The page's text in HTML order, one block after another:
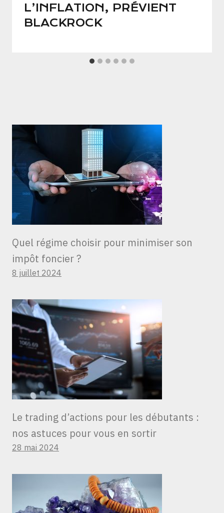
L’INFLATION, PRÉVIENT
BLACKROCK
Quel régime choisir pour minimiser son
impôt foncier ?
8 juillet 2024
Le trading d’actions pour les débutants :
nos astuces pour vous en sortir
28 mai 2024